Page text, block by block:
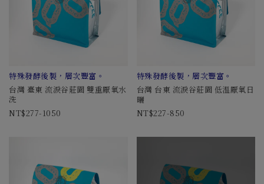
特殊發酵後製，層次豐富。
台灣 臺東 流淚谷莊園 雙重厭氧水
洗
277-1050
特殊發酵後製，層次豐富。
台灣 台東 流淚谷莊園 低溫厭氧日
曬
227-850